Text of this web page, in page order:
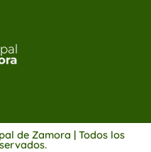
de Zamora | Todos los